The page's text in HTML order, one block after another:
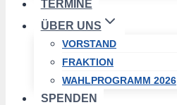
TERMINE
ÜBER UNS
VORSTAND
FRAKTION
WAHLPROGRAMM 2026
SPENDEN